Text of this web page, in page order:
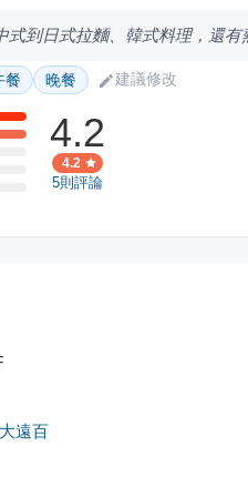
到日式拉麵、韓式料理，還有
餐 晚餐 建議修改
4.2
4.2
5則評論
遠百